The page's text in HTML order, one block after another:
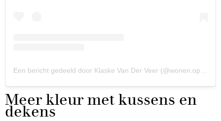
Meer kleur met kussens en
dekens